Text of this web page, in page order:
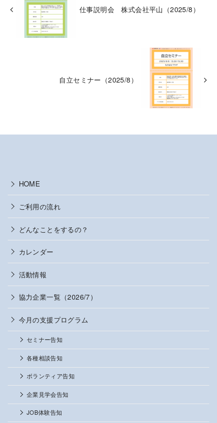
仕事説明会 株式会社平山（2025/8）
自立セミナー（2025/8）
HOME
ご利用の流れ
どんなことをするの？
カレンダー
活動情報
協力企業一覧（2026/7）
今月の支援プログラム
セミナー告知
各種相談告知
ボランティア告知
企業見学会告知
JOB体験告知